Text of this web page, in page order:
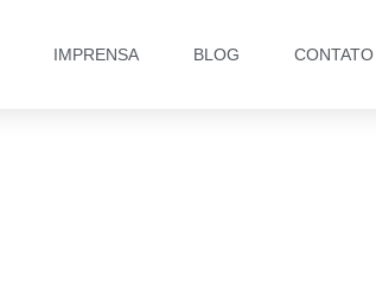
IMPRENSA BLOG CONTATO